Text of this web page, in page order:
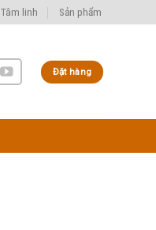
Tâm linh Sản phẩm
Đặt hàng